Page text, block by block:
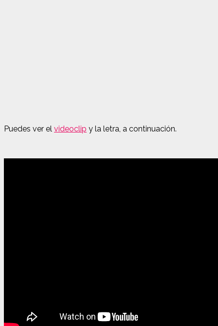
Puedes ver el videoclip y la letra, a continuación.